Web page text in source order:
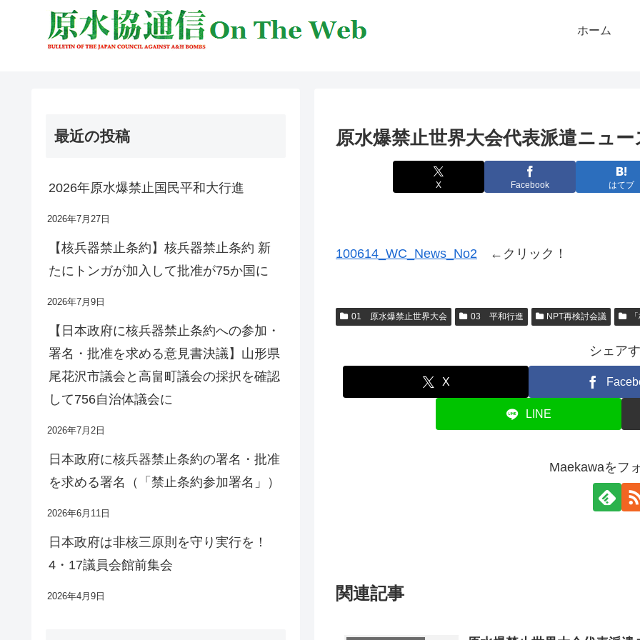
ホーム
原水爆禁止世界大会代表派遣ニュ
X Facebook はてブ
100614_WC_News_No2 ←クリック！
01 原水爆禁止世界大会 03 平和行進 NPT再検討会議
シェア
X
LINE
Maekawaをフ
関連記事
最近の投稿
2026年原水爆禁止国民平和大行進
2026年7月27日
【核兵器禁止条約】核兵器禁止条約 新
たにトンガが加入して批准が75か国に
2026年7月9日
【日本政府に核兵器禁止条約への参加・
署名・批准を求める意見書決議】山形県
尾花沢市議会と高畠町議会の採択を確認
して756自治体議会に
2026年7月2日
日本政府に核兵器禁止条約の署名・批准
を求める署名（「禁止条約参加署名」）
2026年6月11日
日本政府は非核三原則を守り実行を！
4・17議員会館前集会
2026年4月9日